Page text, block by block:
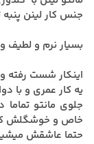
جنس کار لینن
بسیار نرم و لطیف
اینکار شست رفته و
یه کار عمری و با
جلوی مانتو
خاص و خوشگلش
حتما عاشقش